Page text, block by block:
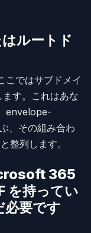
ルートド
こではサブドメイ
ます。これはあな
envelope-
、その組み合わ
整列します。
365
を持ってい
必要です